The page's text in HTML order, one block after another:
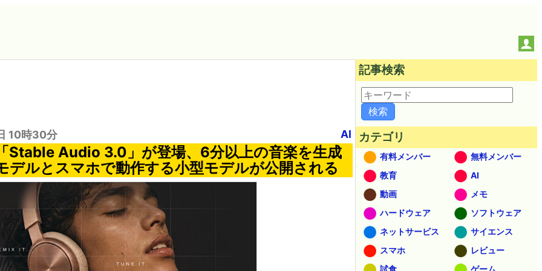
10時30分 AI
Stable Audio 3.0」が登場、6分以上の音楽を生成
デルとスマホで動作する小型モデルが公開される
記事検索
カテゴリ
有料メンバー
無料メンバー
教育
AI
動画
メモ
ハードウェア
ソフトウェア
ネットサービス
サイエンス
スマホ
レビュー
試食
ゲーム